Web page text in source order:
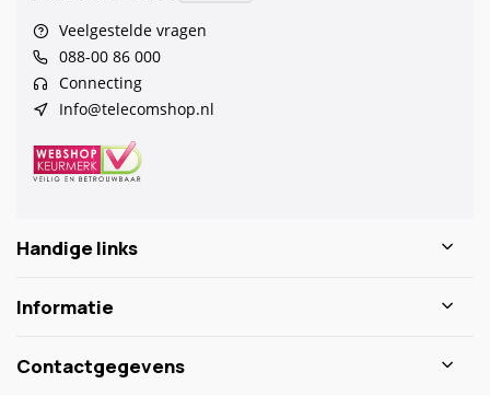
Veelgestelde vragen
088-00 86 000
Connecting
Info@telecomshop.nl
Handige links
Informatie
Contactgegevens